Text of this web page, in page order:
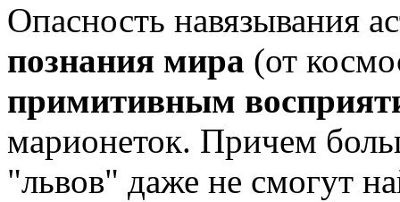
Опасность навязывания
познания мира (от
примитивным
марионеток. Причем
"львов" даже не смогут